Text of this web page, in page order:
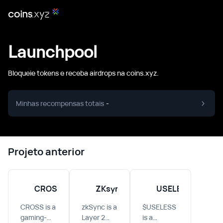
Launchpool
Bloqueie tokens e receba airdrops na coins.xyz.
Minhas recompensas totais -
Projeto anterior
CROSS
CROSS is a
gaming-
ZKsync
zkSync is a
Layer 2
USELESS
$USELESS
is a